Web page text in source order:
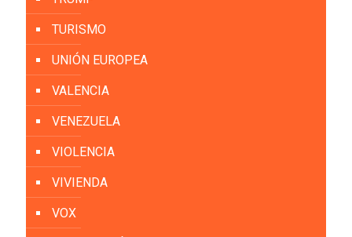
TURISMO
UNIÓN EUROPEA
VALENCIA
VENEZUELA
VIOLENCIA
VIVIENDA
VOX